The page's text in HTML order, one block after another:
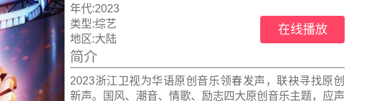
年代:2023
类型:综艺
地区:大陆
在线播放
简介
2023浙江卫视为华语原创音乐领春发声，联袂寻找原创
新声。国风、潮音、情歌、励志四大原创音乐主题，应声